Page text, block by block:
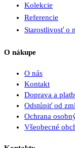
Kolekcie
Referencie
Starostlivosť o
O nákupe
O nás
Kontakt
Doprava a
Odstúpiť od
Ochrana
Všeobecné